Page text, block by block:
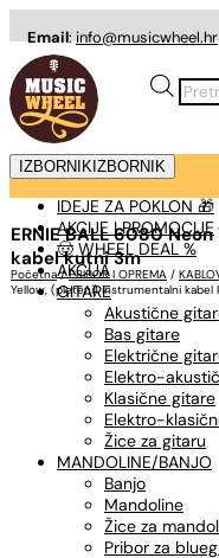
Email:info@musicwheel.hr
IZBORNIK IZBORNIK
IDEJE ZA POKLON 🎁
AKCIJE I PROMOCIJE
🤠 WHEEL DEAL %
AKCIJA
GITARE
Akustične
Bas gitare
Električne
Elektro-
Klasične gitare
Elektro-
Žice za gitaru
MANDOLINE/BANJO
Banjo
Mandoline
Žice za
Pribor za
ERNIE BALL 6080
kabel kutni 3m
Početna/PRIBOR I OPREMA /
Yellow, (pleteni) instrumentalni kabel